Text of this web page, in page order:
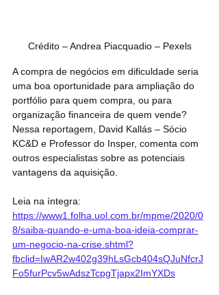
Crédito – Andrea Piacquadio – Pexels
A compra de negócios em dificuldade seria
uma boa oportunidade para ampliação do
portfólio para quem compra, ou para
organização financeira de quem vende?
Nessa reportagem, David Kallás – Sócio
KC&D e Professor do Insper, comenta com
outros especialistas sobre as potenciais
vantagens da aquisição.
Leia na íntegra:
https://www1.folha.uol.com.br/mpme/2020/0
8/saiba-quando-e-uma-boa-ideia-comprar-
um-negocio-na-crise.shtml?
fbclid=IwAR2w402g39hLsGcb404sQJuNfcrJ
Fo5furPcv5wAdszTcpgTjapx2ImYXDs